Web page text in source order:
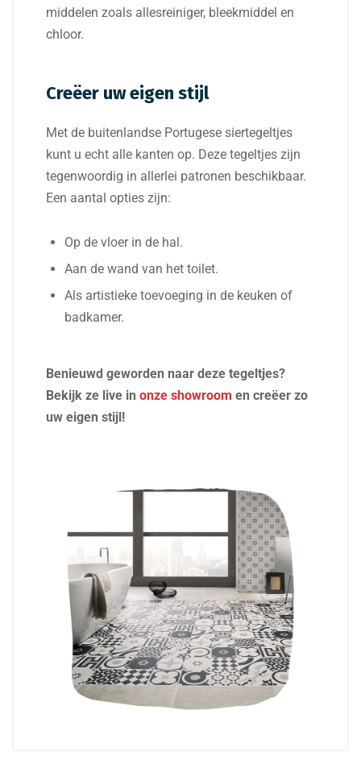
middelen zoals allesreiniger, bleekmiddel en
chloor.
Creëer uw eigen stijl
Met de buitenlandse Portugese siertegeltjes
kunt u echt alle kanten op. Deze tegeltjes zijn
tegenwoordig in allerlei patronen beschikbaar.
Een aantal opties zijn:
Op de vloer in de hal.
Aan de wand van het toilet.
Als artistieke toevoeging in de keuken of
badkamer.
Benieuwd geworden naar deze tegeltjes?
Bekijk ze live in onze showroom en creëer zo
uw eigen stijl!